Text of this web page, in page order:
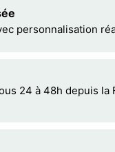
personnalisation
24 à 48h depuis la